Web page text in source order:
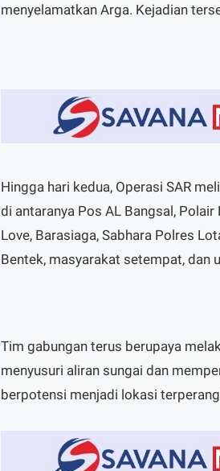
menyelamatkan Arga. Kejadian
Hingga hari kedua, Operasi SAR
di antaranya Pos AL Bangsal, Polair
Love, Barasiaga, Sabhara Polres
Bentek, masyarakat setempat, dan
Tim gabungan terus berupaya
menyusuri aliran sungai dan
berpotensi menjadi lokasi